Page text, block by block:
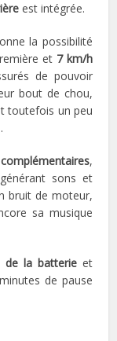
est intégrée.
la possibilité
et 7 km/h
de pouvoir
bout de chou,
toutefois un peu
,
sons et
bruit de moteur,
sa musique
de la batterieet
de pause